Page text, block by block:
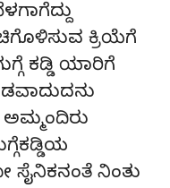
ಕ್ರಿಯೆಗೆ
ಕಡ್ಡಿ ಯಾರಿಗೆ
ನಿಂತು